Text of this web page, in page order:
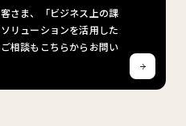
さま、「ビジネス上の課
リューションを活用した
相談もこちらからお問い